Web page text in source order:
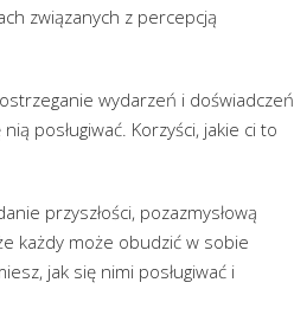
związanych z percepcją
wydarzeń i doświadczeń
posługiwać. Korzyści, jakie ci to
przyszłości, pozazmysłową
każdy może obudzić w sobie
jak się nimi posługiwać i